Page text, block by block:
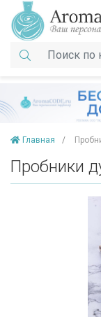
Главная
Пробники